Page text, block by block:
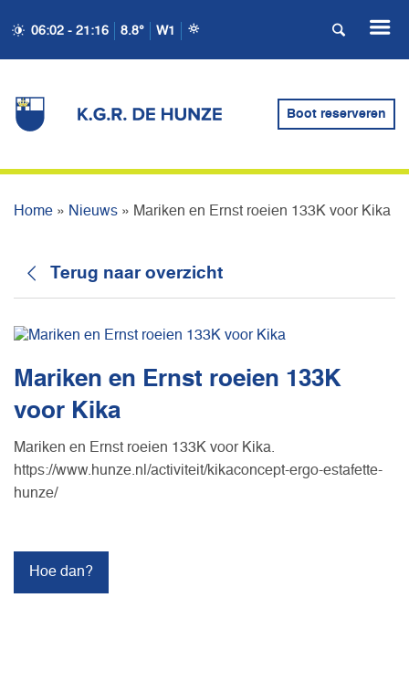
06:02 - 21:16 8.8° W1
Boot reserveren
MARIKEN EN ERNST
Home » Nieuws » Mariken en Ernst roeien 133K voor Kika
Terug naar overzicht
Mariken en Ernst roeien 133K
voor Kika
Mariken en Ernst roeien 133K voor Kika.
https://www.hunze.nl/activiteit/kikaconcept-ergo-estafette-
hunze/
Hoe dan?